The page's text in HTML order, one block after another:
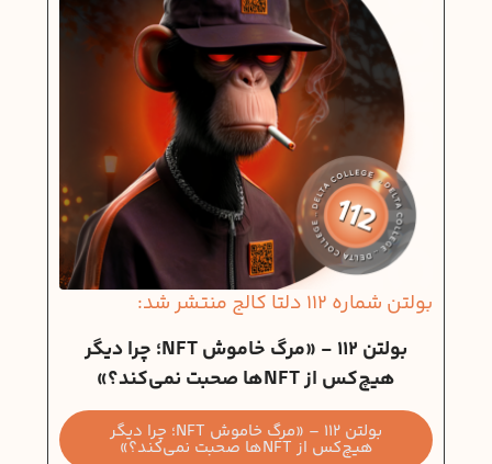
بولتن شماره 112 دلتا کالج منتشر شد:
بولتن 112 - «مرگ خاموش NFT؛ چرا دیگر
هیچ‌کس از NFTها صحبت نمی‌کند؟»
بولتن 112 – «مرگ خاموش NFT؛ چرا دیگر
هیچ‌کس از NFTها صحبت نمی‌کند؟»